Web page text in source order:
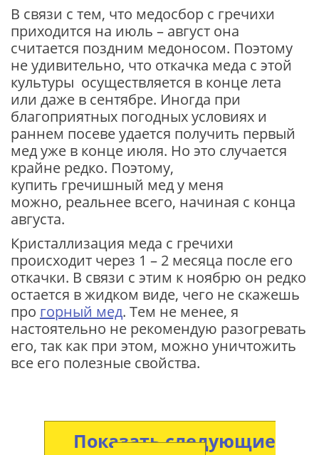
В связи с тем, что медосбор с гречихи
приходится на июль – август она
считается поздним медоносом. Поэтому
не удивительно, что откачка меда с этой
культуры осуществляется в конце лета
или даже в сентябре. Иногда при
благоприятных погодных условиях и
раннем посеве удается получить первый
мед уже в конце июля. Но это случается
крайне редко. Поэтому,
купить гречишный мед у меня
можно, реальнее всего, начиная с конца
августа.
Кристаллизация меда с гречихи
происходит через 1 – 2 месяца после его
откачки. В связи с этим к ноябрю он редко
остается в жидком виде, чего не скажешь
про горный мед. Тем не менее, я
настоятельно не рекомендую разогревать
его, так как при этом, можно уничтожить
все его полезные свойства.
Показать следующие